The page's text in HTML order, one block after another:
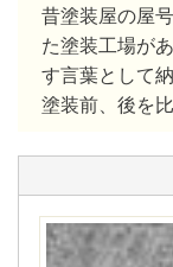
昔塗装屋の屋
た塗装工場が
す言葉として納
塗装前、後を